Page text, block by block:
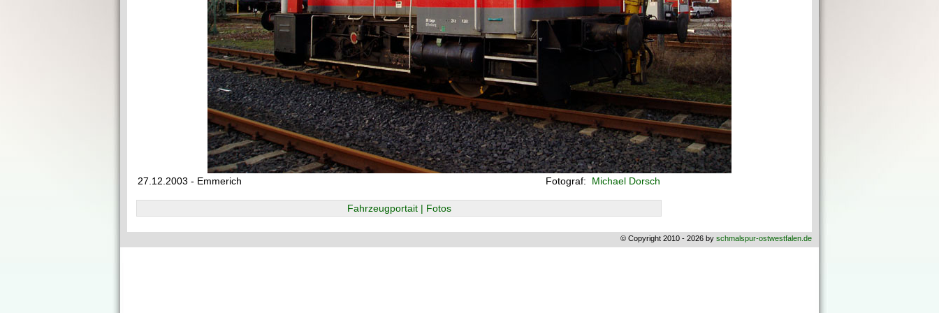
27.12.2003 - Emmerich Fotograf: Michael Dorsch
Fahrzeugportait | Fotos
© Copyright 2010 - 2026 by schmalspur-ostwestfalen.de